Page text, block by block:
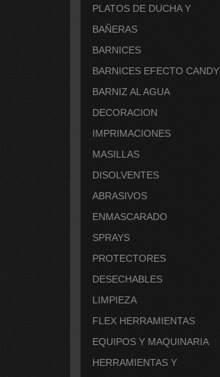
PLATOS DE DUCHA Y
BAÑERAS
BARNICES
BARNICES EFECTO CANDY
BARNIZ AL AGUA
DECORACION
IMPRIMACIONES
MASILLAS
DISOLVENTES
ABRASIVOS
ENMASCARADO
SPRAYS
PROTECTORES
DESECHABLES
LIMPIEZA
FLEX HERRAMIENTAS
EQUIPOS Y MAQUINARIA
HERRAMIENTAS Y